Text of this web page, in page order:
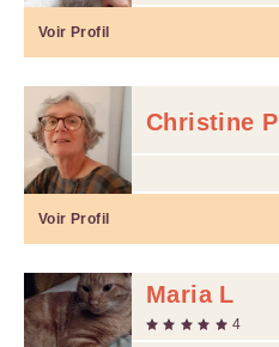
Voir Profil
Christine P
Voir Profil
Maria L
4